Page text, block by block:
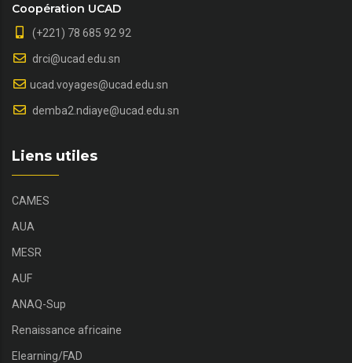
Coopération UCAD
(+221) 78 685 92 92
drci@ucad.edu.sn
ucad.voyages@ucad.edu.sn
demba2.ndiaye@ucad.edu.sn
Liens utiles
CAMES
AUA
MESR
AUF
ANAQ-Sup
Renaissance africaine
Elearning/FAD